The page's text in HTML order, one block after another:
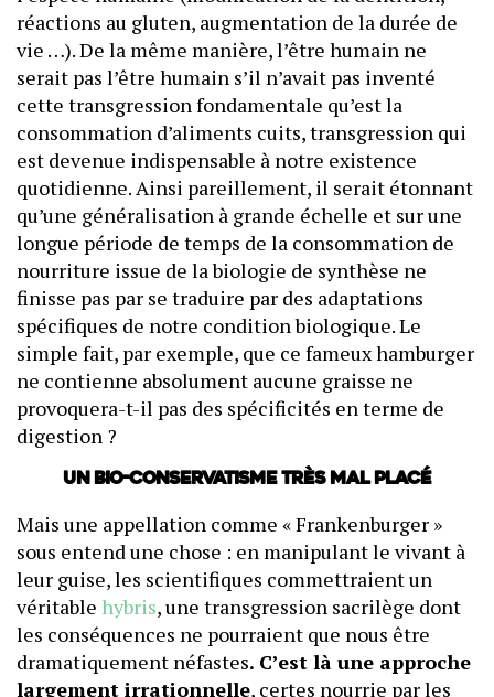
réactions au gluten, augmentation de la durée de
vie …). De la même manière, l’être humain ne
serait pas l’être humain s’il n’avait pas inventé
cette transgression fondamentale qu’est la
consommation d’aliments cuits, transgression qui
est devenue indispensable à notre existence
quotidienne. Ainsi pareillement, il serait étonnant
qu’une généralisation à grande échelle et sur une
longue période de temps de la consommation de
nourriture issue de la biologie de synthèse ne
finisse pas par se traduire par des adaptations
spécifiques de notre condition biologique. Le
simple fait, par exemple, que ce fameux hamburger
ne contienne absolument aucune graisse ne
provoquera-t-il pas des spécificités en terme de
digestion ?
Un bio-conservatisme très mal placé
Mais une appellation comme « Frankenburger »
sous entend une chose : en manipulant le vivant à
leur guise, les scientifiques commettraient un
véritable hybris, une transgression sacrilège dont
les conséquences ne pourraient que nous être
dramatiquement néfastes. C’est là une approche
largement irrationnelle, certes nourrie par les